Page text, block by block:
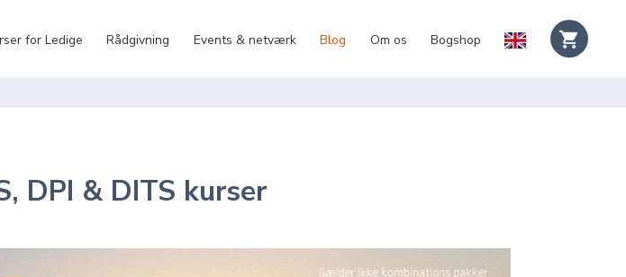
for Ledige Rådgivning Events & netværk Blog Om os Bogshop
DPI & DITS kurser